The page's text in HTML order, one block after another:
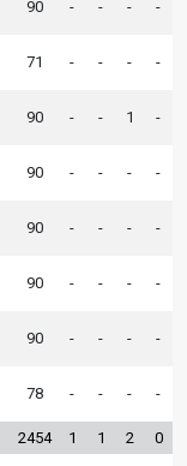
90 - - - -
71 - - - -
90 - - 1 -
90 - - - -
90 - - - -
90 - - - -
90 - - - -
78 - - - -
2454 1 1 2 0